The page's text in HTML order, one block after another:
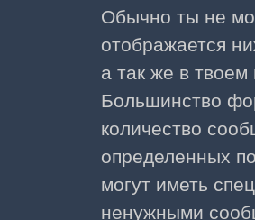
Обычно ты не
отображается
а так же в
Большинство
количество
определенных
могут иметь
ненужными